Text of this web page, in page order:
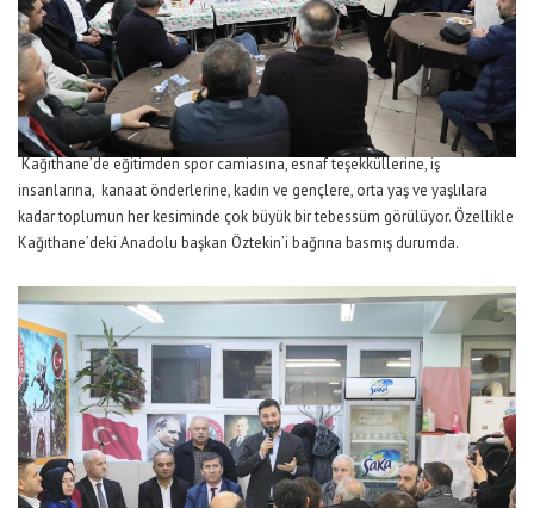
Kağıthane’de eğitimden spor camiasına, esnaf teşekküllerine, iş
insanlarına, kanaat önderlerine, kadın ve gençlere, orta yaş ve yaşlılara
kadar toplumun her kesiminde çok büyük bir tebessüm görülüyor. Özellikle
Kağıthane’deki Anadolu başkan Öztekin’i bağrına basmış durumda.